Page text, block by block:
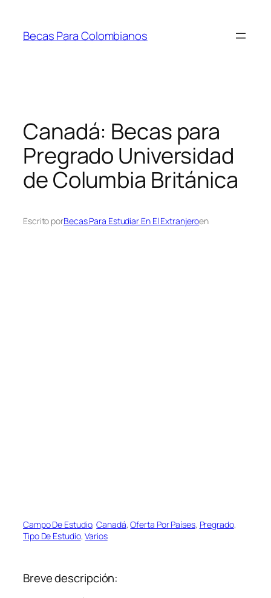
contenido
Becas Para Colombianos
Canadá: Becas para
Pregrado Universidad
de Columbia Británica
Escrito porBecas Para Estudiar En El Extranjeroen
Campo De Estudio, Canadá, Oferta Por Países, Pregrado
Tipo De Estudio, Varios
Breve descripción: